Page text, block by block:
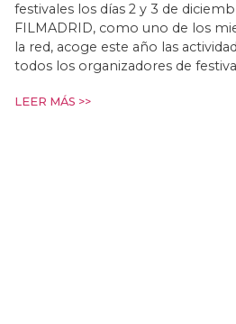
festivales los días 2 y 3 de
FILMADRID, como uno de los
la red, acoge este año las
todos los organizadores de
LEER MÁS >>